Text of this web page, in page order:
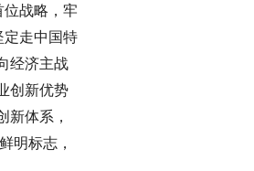
位战略，牢
定走中国特
经济主战
创新优势
新体系，
明标志，